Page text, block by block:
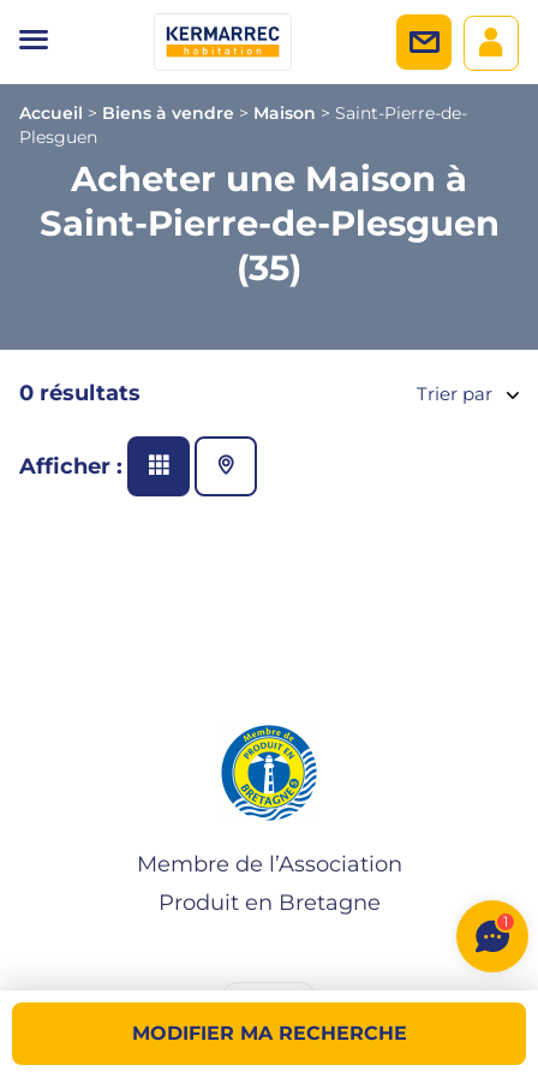
Accueil > Biens à vendre > Maison > Saint-Pierre-de-
Plesguen
Acheter une Maison à
Saint-Pierre-de-Plesguen
(35)
MODIFIER MA RECHERCHE
0 résultats Trier par
Afficher :
Membre de l’Association
Produit en Bretagne
1